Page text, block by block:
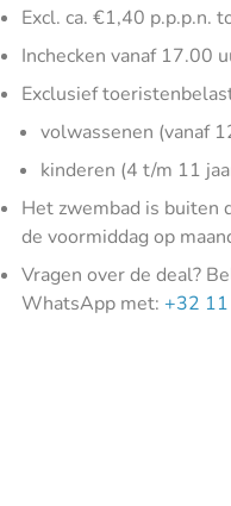
Excl. ca. €1,40 p.p.p.n.
Inchecken vanaf 17.00
Exclusief
volwassenen (vanaf
kinderen (4 t/m 11
Het zwembad is buiten
de voormiddag op
Vragen over de deal?
WhatsApp met:+32